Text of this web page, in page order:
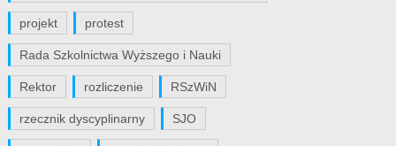
projekt protest
Rada Szkolnictwa Wyższego i Nauki
Rektor rozliczenie RSzWiN
rzecznik dyscyplinarny SJO